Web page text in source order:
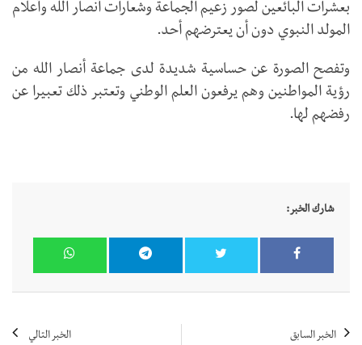
بعشرات البائعين لصور زعيم الجماعة وشعارات أنصار الله وأعلام
المولد النبوي دون أن يعترضهم أحد.
وتفصح الصورة عن حساسية شديدة لدى جماعة أنصار الله من
رؤية المواطنين وهم يرفعون العلم الوطني وتعتبر ذلك تعبيرا عن
رفضهم لها.
شارك الخبر:
الخبر السابق الخبر التالي